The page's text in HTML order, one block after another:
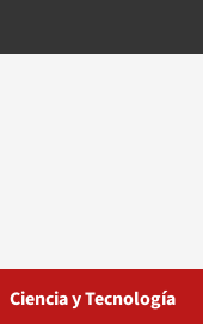
Ciencia y Tecnología